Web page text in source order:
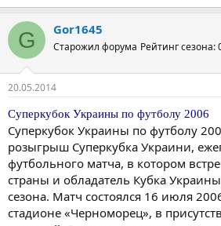
G Gor1645
Старожил форума Рейтинг сезона:
20.05.2014
Суперкубок Украины по футболу 2006
Суперкубок Украины по футболу
розыгрыш Суперкубка Украини,
футбольного матча, в котором
страны и обладатель Кубка
сезона. Матч состоялся 16 июля
стадионе «Черноморец», в